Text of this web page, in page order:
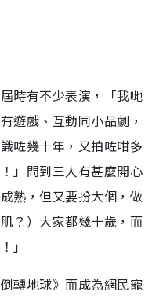
時有不少表演，「我哋
遊戲、互動同小品劇，
咗幾十年，又拍咗咁多
」問到三人有甚麼開心
熟，但又要扮大個，做
？）大家都幾十歲，而
」
轉地球》而成為網民寵